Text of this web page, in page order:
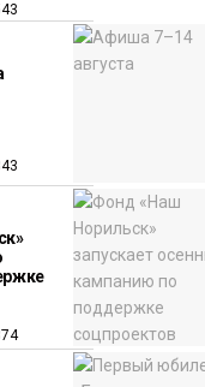
лыжную
Гуль»
Барнаул обошёл
в
городов,
откуда приехали